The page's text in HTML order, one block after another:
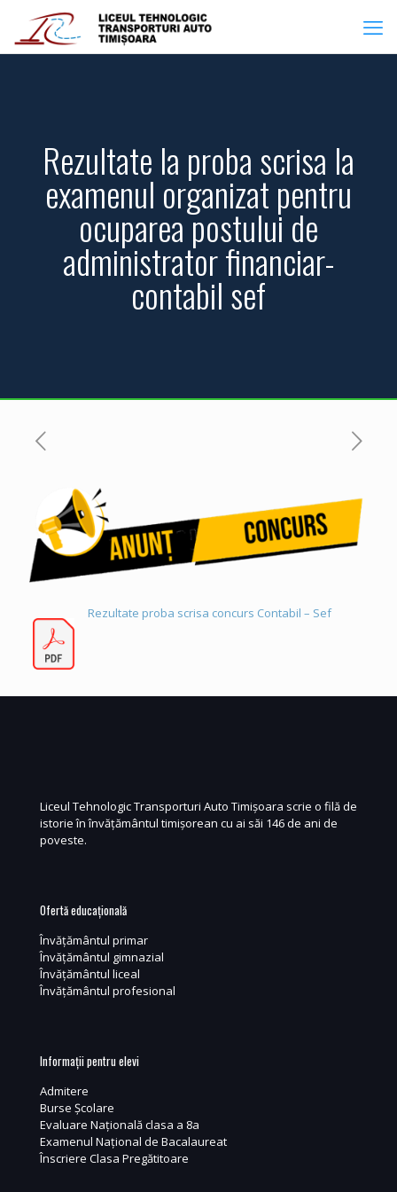
Rezultate la proba scrisa la
examenul organizat pentru
ocuparea postului de
administrator financiar-
contabil sef
Rezultate proba scrisa concurs Contabil – Sef
Liceul Tehnologic Transporturi Auto Timișoara scrie o filă de
istorie în învățământul timișorean cu ai săi 146 de ani de
poveste.
Ofertă educațională
Învățământul primar
Învățământul gimnazial
Învățământul liceal
Învățământul profesional
Informații pentru elevi
Admitere
Burse Școlare
Evaluare Națională clasa a 8a
Examenul Național de Bacalaureat
Înscriere Clasa Pregătitoare